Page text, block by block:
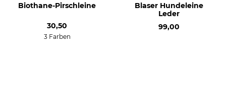
Biothane-Pirschleine
30,50
3 Farben
Blaser Hundeleine
Leder
99,00